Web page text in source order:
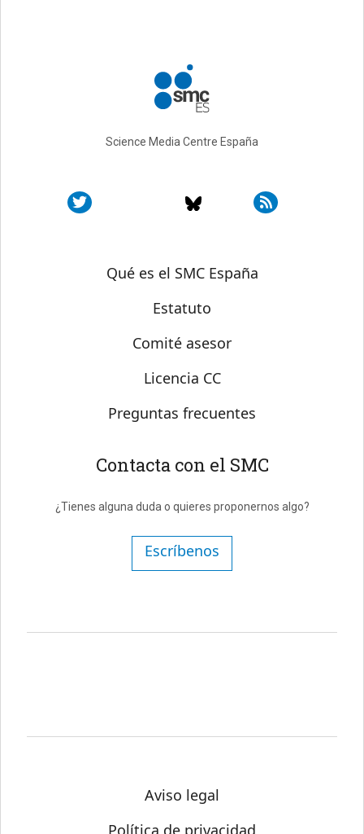
Science Media Centre España
Sobre SMC España
Qué es el SMC España
Estatuto
Comité asesor
Licencia CC
Preguntas frecuentes
Contacta con el SMC
¿Tienes alguna duda o quieres proponernos algo?
Escríbenos
Aviso legal
Política de privacidad